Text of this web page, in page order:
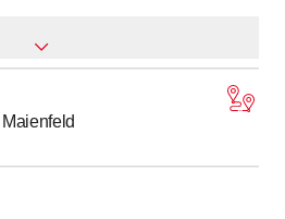
15
8:15- bis
18:15
Maienfeld